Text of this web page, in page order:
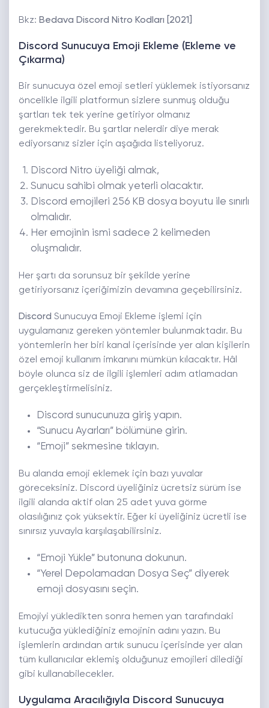
Bkz: Bedava Discord Nitro Kodları [2021]
Discord Sunucuya Emoji Ekleme (Ekleme ve
Çıkarma)
Bir sunucuya özel emoji setleri yüklemek istiyorsanız
öncelikle ilgili platformun sizlere sunmuş olduğu
şartları tek tek yerine getiriyor olmanız
gerekmektedir. Bu şartlar nelerdir diye merak
ediyorsanız sizler için aşağıda listeliyoruz.
Discord Nitro üyeliği almak,
Sunucu sahibi olmak yeterli olacaktır.
Discord emojileri 256 KB dosya boyutu ile sınırlı
olmalıdır.
Her emojinin ismi sadece 2 kelimeden
oluşmalıdır.
Her şartı da sorunsuz bir şekilde yerine
getiriyorsanız içeriğimizin devamına geçebilirsiniz.
Discord Sunucuya Emoji Ekleme işlemi için
uygulamanız gereken yöntemler bulunmaktadır. Bu
yöntemlerin her biri kanal içerisinde yer alan kişilerin
özel emoji kullanım imkanını mümkün kılacaktır. Hâl
böyle olunca siz de ilgili işlemleri adım atlamadan
gerçekleştirmelisiniz.
Discord sunucunuza giriş yapın.
“Sunucu Ayarları” bölümüne girin.
“Emoji” sekmesine tıklayın.
Bu alanda emoji eklemek için bazı yuvalar
göreceksiniz. Discord üyeliğiniz ücretsiz sürüm ise
ilgili alanda aktif olan 25 adet yuva görme
olasılığınız çok yüksektir. Eğer ki üyeliğiniz ücretli ise
sınırsız yuvayla karşılaşabilirsiniz.
“Emoji Yükle” butonuna dokunun.
“Yerel Depolamadan Dosya Seç” diyerek
emoji dosyasını seçin.
Emojiyi yükledikten sonra hemen yan tarafındaki
kutucuğa yüklediğiniz emojinin adını yazın. Bu
işlemlerin ardından artık sunucu içerisinde yer alan
tüm kullanıcılar eklemiş olduğunuz emojileri dilediği
gibi kullanabilecekler.
Uygulama Aracılığıyla Discord Sunucuya